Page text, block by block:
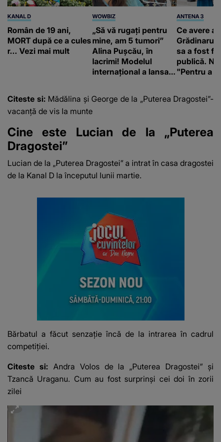
KANAL D
Român de 19 ani,
MORT după ce a cules
r... Vezi mai mult
WOWBIZ
„Să vă rugați pentru
mine, am 5 tumori”
Alina Pușcău, în
lacrimi! Modelul
internațional a lansat
o boală gravă
ANTENA 3
Ce avere
Grădinaru.
sa a fost
publică.
"Pentru a
Citeste si: Mădălina și George de la „Puterea Dragostei”-
vacanță de vis la munte
Cine este Lucian de la „Puterea
Dragostei”
Lucian de la „Puterea Dragostei” a intrat în casa dragostei
de la Kanal D la începutul lunii martie.
Bărbatul a făcut senzație încă de la intrarea în cadrul
competiției.
Citeste si: Andra Volos de la „Puterea Dragostei” și
Tzancă Uraganu. Cum au fost surprinși cei doi în zorii
zilei